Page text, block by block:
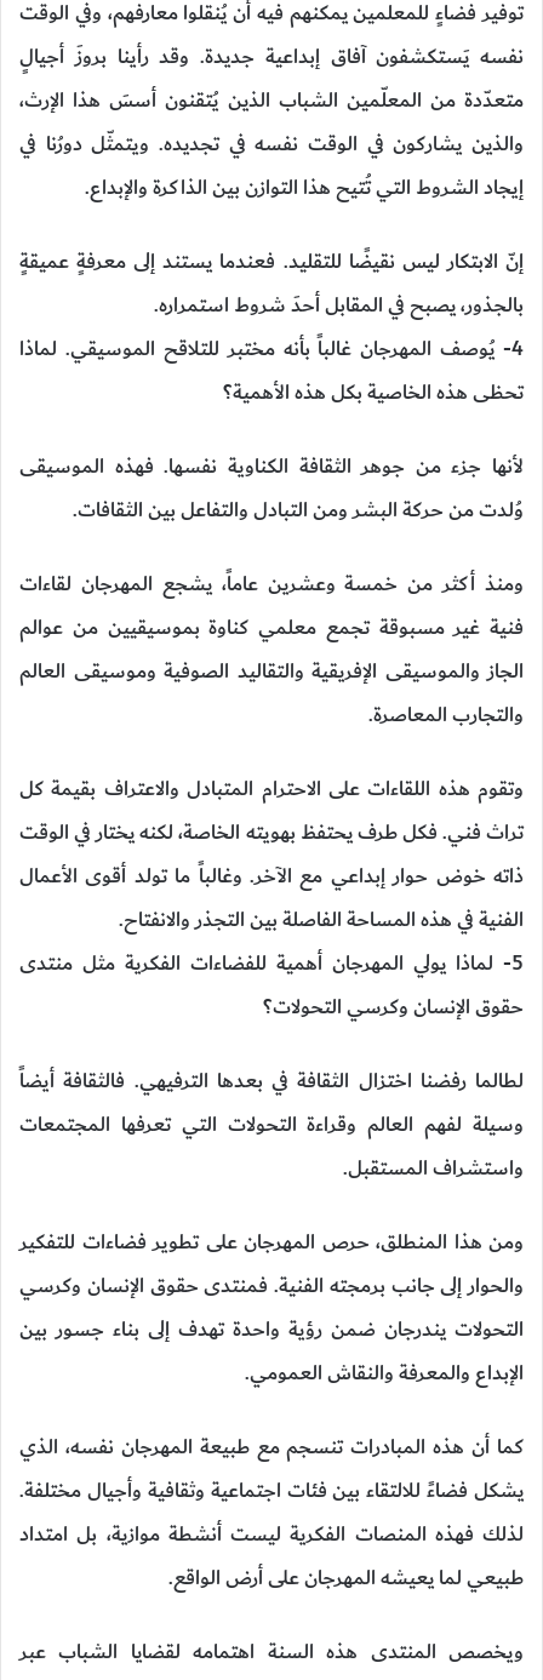
توفير فضاءٍ للمعلمين يمكنهم فيه أن يُنقلوا معارفهم، وفي الوقت
نفسه يَستكشفون آفاق إبداعية جديدة. وقد رأينا بروزَ أجيالٍ
متعدّدة من المعلّمين الشباب الذين يُتقنون أسسَ هذا الإرث،
والذين يشاركون في الوقت نفسه في تجديده. ويتمثّل دورُنا في
إيجاد الشروط التي تُتيح هذا التوازن بين الذاكرة والإبداع.
إنّ الابتكار ليس نقيضًا للتقليد. فعندما يستند إلى معرفةٍ عميقةٍ
بالجذور، يصبح في المقابل أحدَ شروط استمراره.
4- يُوصف المهرجان غالباً بأنه مختبر للتلاقح الموسيقي. لماذا
تحظى هذه الخاصية بكل هذه الأهمية؟
لأنها جزء من جوهر الثقافة الكناوية نفسها. فهذه الموسيقى
وُلدت من حركة البشر ومن التبادل والتفاعل بين الثقافات.
ومنذ أكثر من خمسة وعشرين عاماً، يشجع المهرجان لقاءات
فنية غير مسبوقة تجمع معلمي كناوة بموسيقيين من عوالم
الجاز والموسيقى الإفريقية والتقاليد الصوفية وموسيقى العالم
والتجارب المعاصرة.
وتقوم هذه اللقاءات على الاحترام المتبادل والاعتراف بقيمة كل
تراث فني. فكل طرف يحتفظ بهويته الخاصة، لكنه يختار في الوقت
ذاته خوض حوار إبداعي مع الآخر. وغالباً ما تولد أقوى الأعمال
الفنية في هذه المساحة الفاصلة بين التجذر والانفتاح.
5- لماذا يولي المهرجان أهمية للفضاءات الفكرية مثل منتدى
حقوق الإنسان وكرسي التحولات؟
لطالما رفضنا اختزال الثقافة في بعدها الترفيهي. فالثقافة أيضاً
وسيلة لفهم العالم وقراءة التحولات التي تعرفها المجتمعات
واستشراف المستقبل.
ومن هذا المنطلق، حرص المهرجان على تطوير فضاءات للتفكير
والحوار إلى جانب برمجته الفنية. فمنتدى حقوق الإنسان وكرسي
التحولات يندرجان ضمن رؤية واحدة تهدف إلى بناء جسور بين
الإبداع والمعرفة والنقاش العمومي.
كما أن هذه المبادرات تنسجم مع طبيعة المهرجان نفسه، الذي
يشكل فضاءً للالتقاء بين فئات اجتماعية وثقافية وأجيال مختلفة.
لذلك فهذه المنصات الفكرية ليست أنشطة موازية، بل امتداد
طبيعي لما يعيشه المهرجان على أرض الواقع.
ويخصص المنتدى هذه السنة اهتمامه لقضايا الشباب عبر